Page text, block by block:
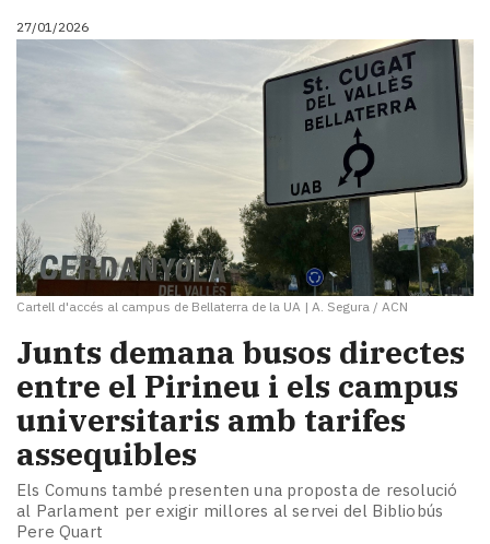
27/01/2026
Cartell d'accés al campus de Bellaterra de la UA | A. Segura / ACN
​Junts demana busos directes
entre el Pirineu i els campus
universitaris amb tarifes
assequibles
Els Comuns també presenten una proposta de resolució
al Parlament per exigir millores al servei del Bibliobús
Pere Quart